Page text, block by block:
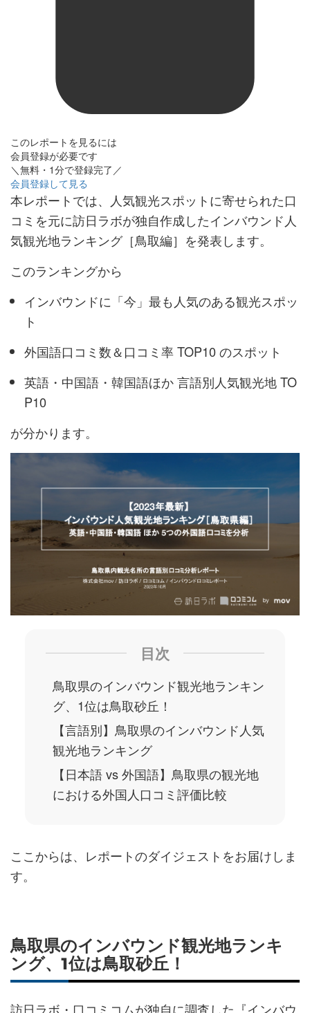
このレポートを見るには
会員登録が必要です
＼無料・1分で登録完了／
会員登録して見る
本レポートでは、人気観光スポットに寄せられた口
コミを元に訪日ラボが独自作成したインバウンド人
気観光地ランキング［鳥取編］を発表します。
このランキングから
インバウンドに「今」最も人気のある観光スポッ
ト
外国語口コミ数＆口コミ率 TOP10 のスポット
英語・中国語・韓国語ほか 言語別人気観光地 TO
P10
が分かります。
目次
鳥取県のインバウンド観光地ランキン
グ、1位は鳥取砂丘！
【言語別】鳥取県のインバウンド人気
観光地ランキング
【日本語 vs 外国語】鳥取県の観光地
における外国人口コミ評価比較
ここからは、レポートのダイジェストをお届けしま
す。
鳥取県のインバウンド観光地ランキ
ング、1位は鳥取砂丘！
訪日ラボ・口コミコムが独自に調査した『インバウ